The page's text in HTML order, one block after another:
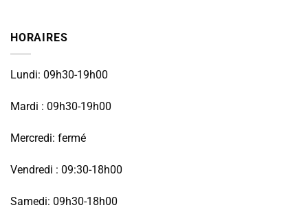
HORAIRES
Lundi: 09h30-19h00
Mardi : 09h30-19h00
Mercredi: fermé
Vendredi : 09:30-18h00
Samedi: 09h30-18h00